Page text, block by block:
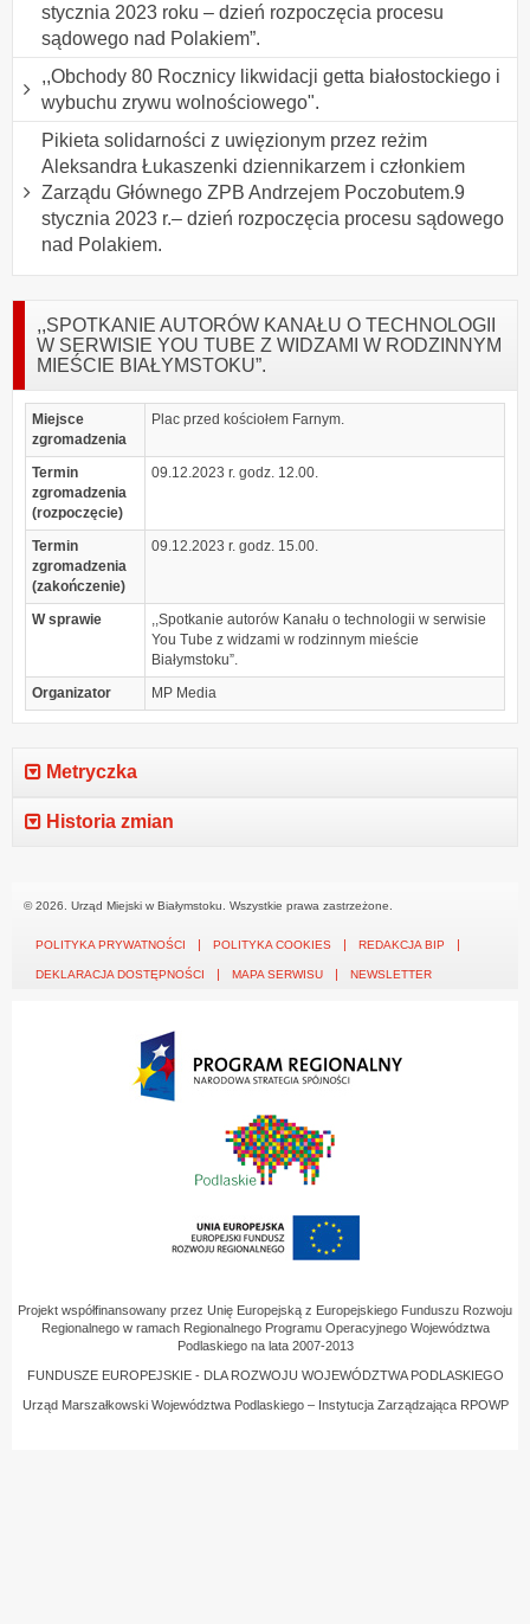
stycznia 2023 roku – dzień rozpoczęcia procesu
sądowego nad Polakiem”.
,,Obchody 80 Rocznicy likwidacji getta białostockiego i
wybuchu zrywu wolnościowego".
Pikieta solidarności z uwięzionym przez reżim
Aleksandra Łukaszenki dziennikarzem i członkiem
Zarządu Głównego ZPB Andrzejem Poczobutem.9
stycznia 2023 r.– dzień rozpoczęcia procesu sądowego
nad Polakiem.
,,SPOTKANIE AUTORÓW KANAŁU O TECHNOLOGII
W SERWISIE YOU TUBE Z WIDZAMI W RODZINNYM
MIEŚCIE BIAŁYMSTOKU”.
Miejsce
zgromadzenia
Plac przed kościołem Farnym.
Termin
zgromadzenia
(rozpoczęcie)
09.12.2023 r. godz. 12.00.
Termin
zgromadzenia
(zakończenie)
09.12.2023 r. godz. 15.00.
W sprawie
,,Spotkanie autorów Kanału o technologii w serwisie
You Tube z widzami w rodzinnym mieście
Białymstoku”.
Organizator
MP Media
Metryczka
Historia zmian
© 2026. Urząd Miejski w Białymstoku. Wszystkie prawa zastrzeżone.
POLITYKA PRYWATNOŚCI POLITYKA COOKIES REDAKCJA BIP
DEKLARACJA DOSTĘPNOŚCI MAPA SERWISU NEWSLETTER
Projekt współfinansowany przez Unię Europejską z Europejskiego Funduszu Rozwoju
Regionalnego w ramach Regionalnego Programu Operacyjnego Województwa
Podlaskiego na lata 2007-2013
FUNDUSZE EUROPEJSKIE - DLA ROZWOJU WOJEWÓDZTWA PODLASKIEGO
Urząd Marszałkowski Województwa Podlaskiego – Instytucja Zarządzająca RPOWP